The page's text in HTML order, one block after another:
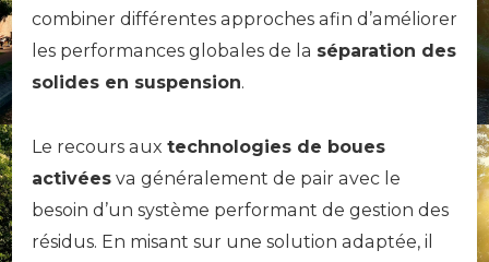
combiner différentes approches afin d’améliorer
les performances globales de la séparation des
solides en suspension.
Le recours aux technologies de boues
activées va généralement de pair avec le
besoin d’un système performant de gestion des
résidus. En misant sur une solution adaptée, il